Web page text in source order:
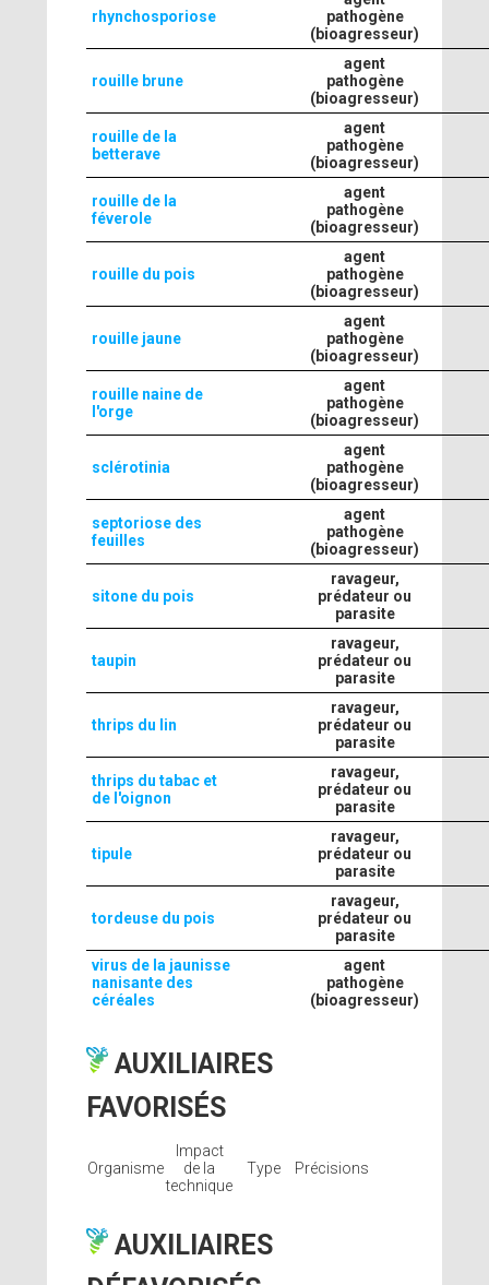
rhynchosporiose
pathogène
(bioagresseur)
rouille brune
agent
pathogène
(bioagresseur)
rouille de la
betterave
agent
pathogène
(bioagresseur)
rouille de la
féverole
agent
pathogène
(bioagresseur)
rouille du pois
agent
pathogène
(bioagresseur)
rouille jaune
agent
pathogène
(bioagresseur)
rouille naine de
l'orge
agent
pathogène
(bioagresseur)
sclérotinia
agent
pathogène
(bioagresseur)
septoriose des
feuilles
agent
pathogène
(bioagresseur)
sitone du pois
ravageur,
prédateur ou
parasite
taupin
ravageur,
prédateur ou
parasite
thrips du lin
ravageur,
prédateur ou
parasite
thrips du tabac et
de l'oignon
ravageur,
prédateur ou
parasite
tipule
ravageur,
prédateur ou
parasite
tordeuse du pois
ravageur,
prédateur ou
parasite
virus de la jaunisse
nanisante des
céréales
agent
pathogène
(bioagresseur)
AUXILIAIRES
FAVORISÉS
Organisme
Impact
de la
technique
Type Précisions
AUXILIAIRES